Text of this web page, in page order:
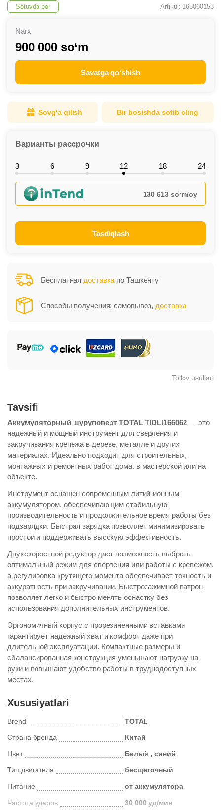
Sotuvda bor Artikul: 165060153
Narx
900 000 so‘m
Savatga qo‘shish
Sovg‘a qilish Bir bosishda sotib oling
Варианты рассрочки
3 6 9 12 18 24
130 613 so‘m/oy
Tasdiqlash
Бесплатная доставка по Ташкенту
Способы получения: самовывоз, доставка
To‘lov usullari
Tavsifi
Аккумуляторный шуруповерт TOTAL TIDLI166062 — это
надежный и мощный инструмент для сверления и
закручивания крепежа в дереве, металле и других
материалах. Идеально подходит для строительных,
монтажных и ремонтных работ дома, в мастерской или на
объекте.
Инструмент оснащен современным литий-ионным
аккумулятором, обеспечивающим стабильную
производительность и продолжительное время работы без
подзарядки. Быстрая зарядка позволяет минимизировать
простои и поддерживать высокую эффективность.
Двухскоростной редуктор дает возможность выбрать
оптимальный режим для сверления или работы с крепежом,
а регулировка крутящего момента обеспечивает точность и
аккуратность при закручивании. Быстрозажимной патрон
позволяет легко и быстро менять оснастку без
использования дополнительных инструментов.
Эргономичный корпус с прорезиненными вставками
гарантирует надежный хват и комфорт даже при
длительной эксплуатации. Компактные размеры и
сбалансированная конструкция уменьшают нагрузку на
руки и повышают удобство работы в труднодоступных
местах.
Xususiyatlari
Brend TOTAL
Страна бренда Китай
Цвет Белый , синий
Тип двигателя бесщеточный
Питание от аккумулятора
Частота ударов 30 000 уд/мин